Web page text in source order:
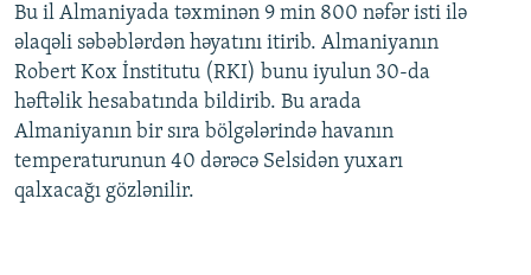
Bu il Almaniyada təxminən 9 min 800 nəfər isti ilə
əlaqəli səbəblərdən həyatını itirib. Almaniyanın
Robert Kox İnstitutu (RKI) bunu iyulun 30-da
həftəlik hesabatında bildirib. Bu arada
Almaniyanın bir sıra bölgələrində havanın
temperaturunun 40 dərəcə Selsidən yuxarı
qalxacağı gözlənilir.